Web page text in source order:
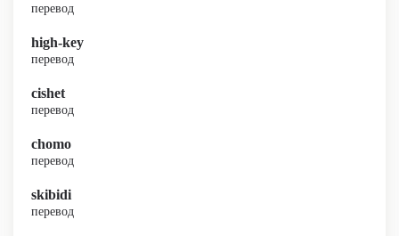
перевод
high-key
перевод
cishet
перевод
chomo
перевод
skibidi
перевод